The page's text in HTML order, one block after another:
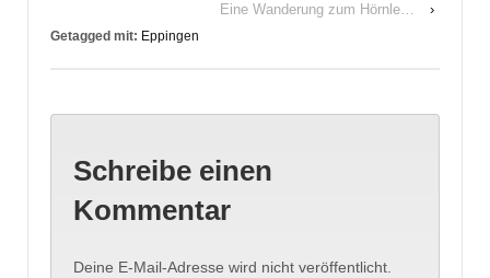
Eine Wanderung zum Hörnle…
›
Getagged mit: Eppingen
Schreibe einen
Kommentar
Deine E-Mail-Adresse wird nicht veröffentlicht.